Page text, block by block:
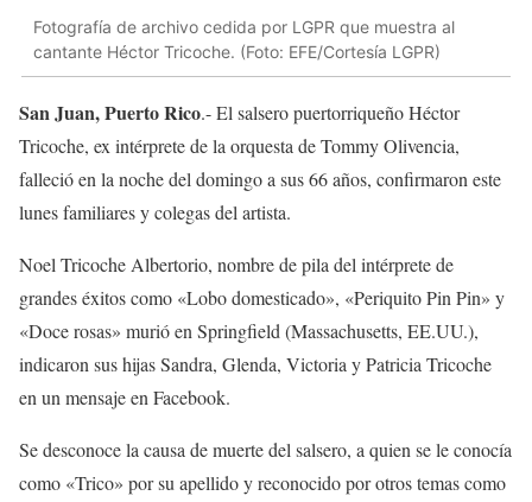
Fotografía de archivo cedida por LGPR que muestra al
cantante Héctor Tricoche. (Foto: EFE/Cortesía LGPR)
San Juan, Puerto Rico.- El salsero puertorriqueño Héctor
Tricoche, ex intérprete de la orquesta de Tommy Olivencia,
falleció en la noche del domingo a sus 66 años, confirmaron este
lunes familiares y colegas del artista.
Noel Tricoche Albertorio, nombre de pila del intérprete de
grandes éxitos como «Lobo domesticado», «Periquito Pin Pin» y
«Doce rosas» murió en Springfield (Massachusetts, EE.UU.),
indicaron sus hijas Sandra, Glenda, Victoria y Patricia Tricoche
en un mensaje en Facebook.
Se desconoce la causa de muerte del salsero, a quien se le conocía
como «Trico» por su apellido y reconocido por otros temas como